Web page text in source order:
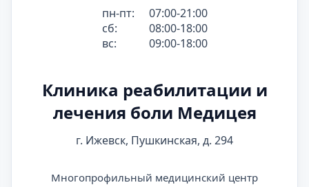
пн-пт:
07:00-21:00
сб:
08:00-18:00
вс:
09:00-18:00
Клиника реабилитации и
лечения боли Медицея
г. Ижевск, Пушкинская, д. 294
Многопрофильный медицинский центр